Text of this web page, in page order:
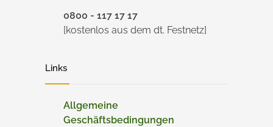
0800 - 117 17 17
[kostenlos aus dem dt. Festnetz]
Links
Allgemeine
Geschäftsbedingungen